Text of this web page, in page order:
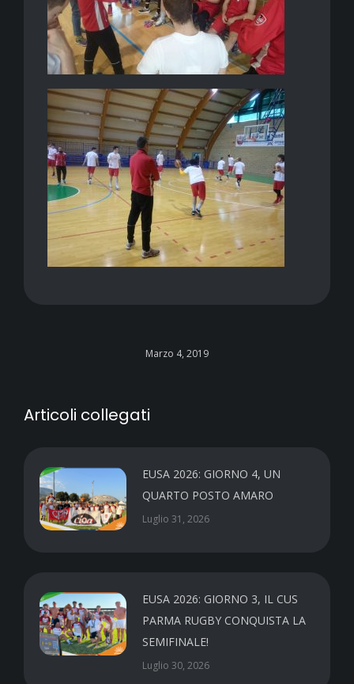
Marzo 4, 2019
Articoli collegati
EUSA 2026: GIORNO 4, UN
QUARTO POSTO AMARO
Luglio 31, 2026
EUSA 2026: GIORNO 3, IL CUS
PARMA RUGBY CONQUISTA LA
SEMIFINALE!
Luglio 30, 2026